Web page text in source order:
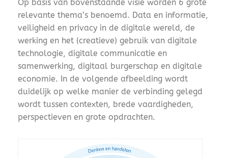
Op basis van bovenstaande visie worden 6 grote
relevante thema’s benoemd. Data en informatie,
veiligheid en privacy in de digitale wereld, de
werking en het (creatieve) gebruik van digitale
technologie, digitale communicatie en
samenwerking, digitaal burgerschap en digitale
economie. In de volgende afbeelding wordt
duidelijk op welke manier de verbinding gelegd
wordt tussen contexten, brede vaardigheden,
perspectieven en grote opdrachten.